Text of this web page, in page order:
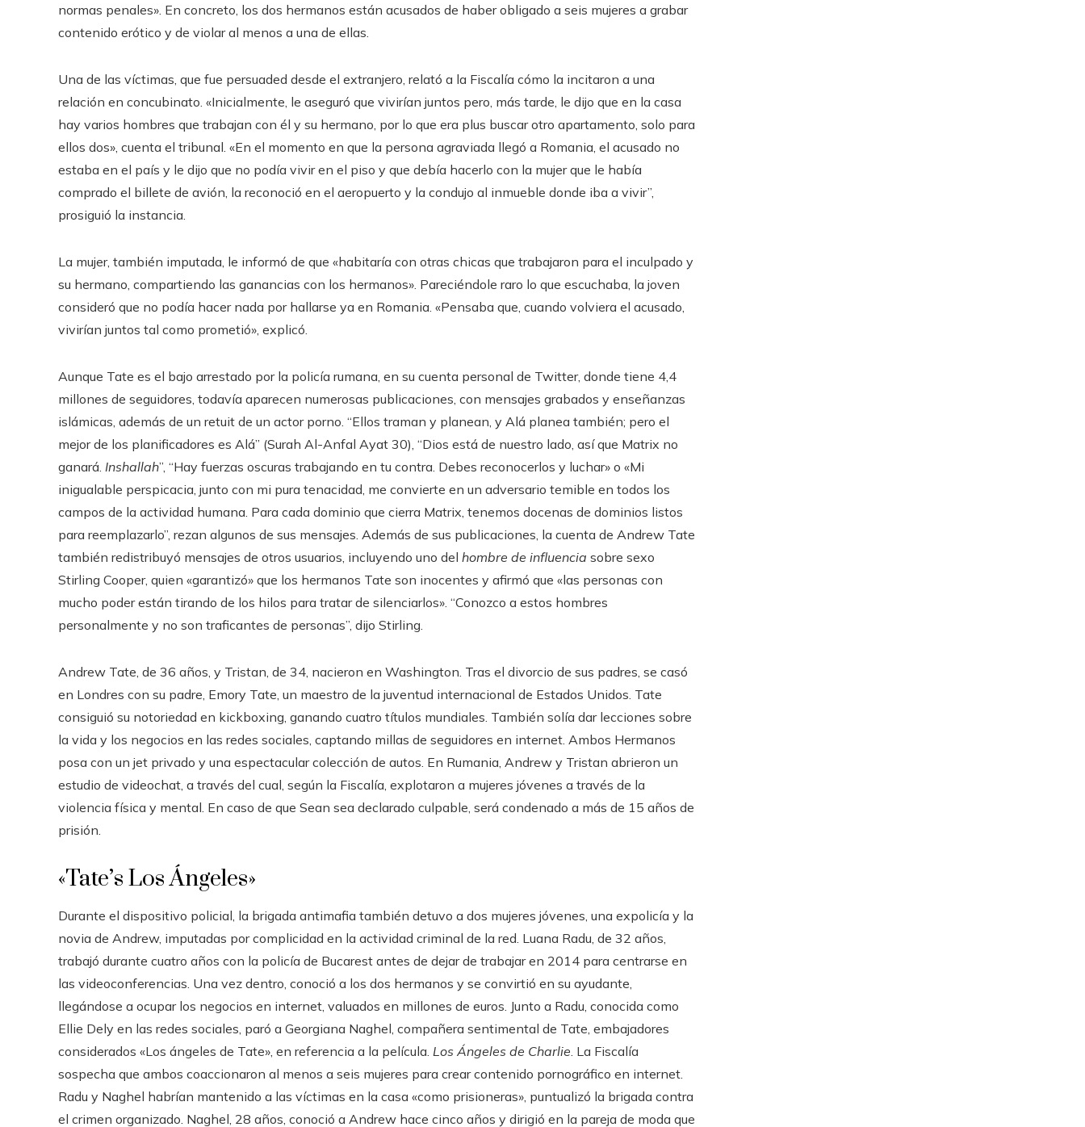
normas penales». En concreto, los dos hermanos están acusados ​​​​de haber obligado a seis mujeres a grabar
contenido erótico y de violar al menos a una de ellas.
Una de las víctimas, que fue persuaded desde el extranjero, relató a la Fiscalía cómo la incitaron a una
relación en concubinato. «Inicialmente, le aseguró que vivirían juntos pero, más tarde, le dijo que en la casa
hay varios hombres que trabajan con él y su hermano, por lo que era plus buscar otro apartamento, solo para
ellos dos», cuenta el tribunal. «En el momento en que la persona agraviada llegó a Romania, el acusado no
estaba en el país y le dijo que no podía vivir en el piso y que debía hacerlo con la mujer que le había
comprado el billete de avión, la reconoció en el aeropuerto y la condujo al inmueble donde iba a vivir”,
prosiguió la instancia.
La mujer, también imputada, le informó de que «habitaría con otras chicas que trabajaron para el inculpado y
su hermano, compartiendo las ganancias con los hermanos». Pareciéndole raro lo que escuchaba, la joven
consideró que no podía hacer nada por hallarse ya en Romania. «Pensaba que, cuando volviera el acusado,
vivirían juntos tal como prometió», explicó.
Aunque Tate es el bajo arrestado por la policía rumana, en su cuenta personal de Twitter, donde tiene 4,4
millones de seguidores, todavía aparecen numerosas publicaciones, con mensajes grabados y enseñanzas
islámicas, además de un retuit de un actor porno. “Ellos traman y planean, y Alá planea también; pero el
mejor de los planificadores es Alá” (Surah Al-Anfal Ayat 30), “Dios está de nuestro lado, así que Matrix no
ganará. Inshallah”, “Hay fuerzas oscuras trabajando en tu contra. Debes reconocerlos y luchar» o «Mi
inigualable perspicacia, junto con mi pura tenacidad, me convierte en un adversario temible en todos los
campos de la actividad humana. Para cada dominio que cierra Matrix, tenemos docenas de dominios listos
para reemplazarlo”, rezan algunos de sus mensajes. Además de sus publicaciones, la cuenta de Andrew Tate
también redistribuyó mensajes de otros usuarios, incluyendo uno del hombre de influencia sobre sexo
Stirling Cooper, quien «garantizó» que los hermanos Tate son inocentes y afirmó que «las personas con
mucho poder están tirando de los hilos para tratar de silenciarlos». “Conozco a estos hombres
personalmente y no son traficantes de personas”, dijo Stirling.
Andrew Tate, de 36 años, y Tristan, de 34, nacieron en Washington. Tras el divorcio de sus padres, se casó
en Londres con su padre, Emory Tate, un maestro de la juventud internacional de Estados Unidos. Tate
consiguió su notoriedad en kickboxing, ganando cuatro títulos mundiales. También solía dar lecciones sobre
la vida y los negocios en las redes sociales, captando millas de seguidores en internet. Ambos Hermanos
posa con un jet privado y una espectacular colección de autos. En Rumania, Andrew y Tristan abrieron un
estudio de videochat, a través del cual, según la Fiscalía, explotaron a mujeres jóvenes a través de la
violencia física y mental. En caso de que Sean sea declarado culpable, será condenado a más de 15 años de
prisión.
«Tate’s Los Ángeles»
Durante el dispositivo policial, la brigada antimafia también detuvo a dos mujeres jóvenes, una expolicía y la
novia de Andrew, imputadas por complicidad en la actividad criminal de la red. Luana Radu, de 32 años,
trabajó durante cuatro años con la policía de Bucarest antes de dejar de trabajar en 2014 para centrarse en
las videoconferencias. Una vez dentro, conoció a los dos hermanos y se convirtió en su ayudante,
llegándose a ocupar los negocios en internet, valuados en millones de euros. Junto a Radu, conocida como
Ellie Dely en las redes sociales, paró a Georgiana Naghel, compañera sentimental de Tate, embajadores
considerados «Los ángeles de Tate», en referencia a la película. Los Ángeles de Charlie . La Fiscalía
sospecha que ambos coaccionaron al menos a seis mujeres para crear contenido pornográfico en internet.
Radu y Naghel habrían mantenido a las víctimas en la casa «como prisioneras», puntualizó la brigada contra
el crimen organizado. Naghel, 28 años, conoció a Andrew hace cinco años y dirigió en la pareja de moda que